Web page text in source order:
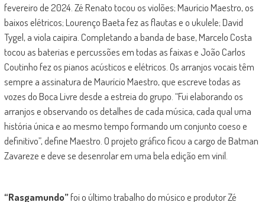
fevereiro de 2024. Zé Renato tocou os violões; Maurício Maestro, os
baixos elétricos; Lourenço Baeta fez as flautas e o ukulele; David
Tygel, a viola caipira. Completando a banda de base, Marcelo Costa
tocou as baterias e percussões em todas as faixas e João Carlos
Coutinho fez os pianos acústicos e elétricos. Os arranjos vocais têm
sempre a assinatura de Maurício Maestro, que escreve todas as
vozes do Boca Livre desde a estreia do grupo. “Fui elaborando os
arranjos e observando os detalhes de cada música, cada qual uma
história única e ao mesmo tempo formando um conjunto coeso e
definitivo”, define Maestro. O projeto gráfico ficou a cargo de Batman
Zavareze e deve se desenrolar em uma bela edição em vinil.
“Rasgamundo”foi o último trabalho do músico e produtor Zé